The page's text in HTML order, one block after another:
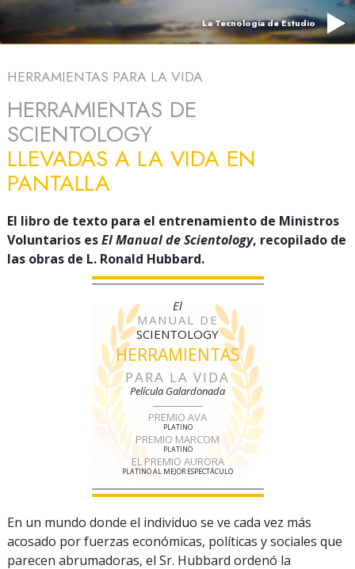
La Tecnología de Estudio
HERRAMIENTAS PARA LA VIDA
HERRAMIENTAS DE
SCIENTOLOGY
LLEVADAS A LA VIDA EN
PANTALLA
El libro de texto para el entrenamiento de Ministros
Voluntarios esEl Manual de Scientology, recopilado de
las obras de L. Ronald Hubbard.
El
MANUAL DE
SCIENTOLOGY
HERRAMIENTAS
PARA LA VIDA
Película Galardonada
PREMIO AVA
PLATINO
PREMIO MARCOM
PLATINO
EL PREMIO AURORA
PLATINO AL MEJOR ESPECTÁCULO
En un mundo donde el individuo se ve cada vez más
acosado por fuerzas económicas, políticas y sociales que
parecen abrumadoras, el Sr. Hubbard ordenó la